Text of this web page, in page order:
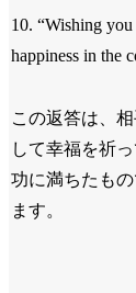
10. “Wishing
happiness in the
この返答は、
して幸福を祈
功に満ちたも
ます。